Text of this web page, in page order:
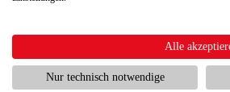
Scharfschützengewehr ab 18
Softair Pistolen
Softair Pistolen elektrisch ab 14
Softair Pistolen Federdruck ab 14
Alle
Nur technisch notwendige